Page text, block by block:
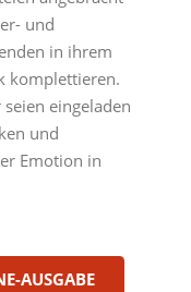
und
in ihrem
komplettieren.
eingeladen
und
Emotion in
AUSGABE